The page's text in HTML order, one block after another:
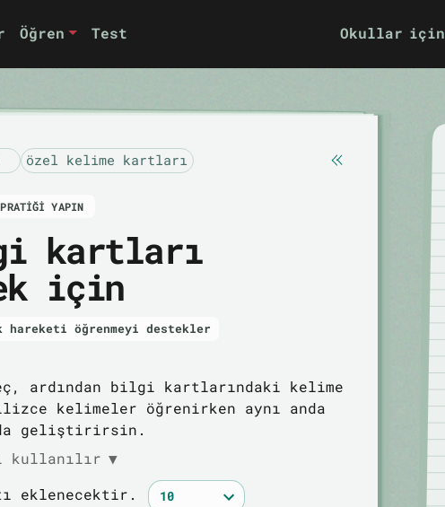
Öğren Test Okullar için
özel kelime kartları
YAPIN
kartları
için
hareketi öğrenmeyi destekler
ardından bilgi kartlarındaki kelime
kelimeler öğrenirken aynı anda
da geliştirirsin.
kullanılır ▼
eklenecektir.